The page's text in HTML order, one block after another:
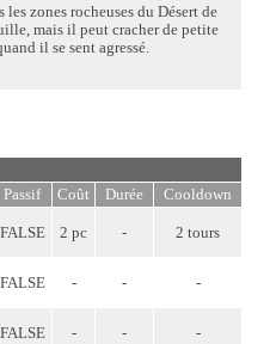
zones rocheuses du Désert de
mais il peut cracher de petite
il se sent agressé.
Passif Coût Durée Cooldown
FALSE 2 pc - 2 tours
FALSE - - -
FALSE - - -